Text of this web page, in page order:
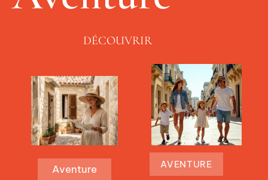
DÉCOUVRIR
Aventure AVENTURE